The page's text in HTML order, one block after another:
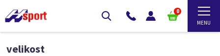
0
velikost